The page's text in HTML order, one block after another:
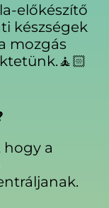
előkészítő
készségek
mozgás
hogy a